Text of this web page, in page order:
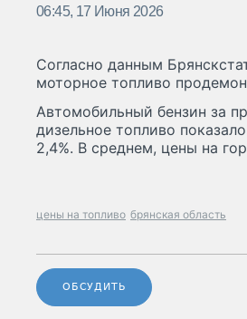
06:45, 17 Июня 2026
Согласно данным
моторное топливо
Автомобильный бензин за
дизельное топливо
2,4%. В среднем, цены на
цены на топливо брянская область
ОБСУДИТЬ